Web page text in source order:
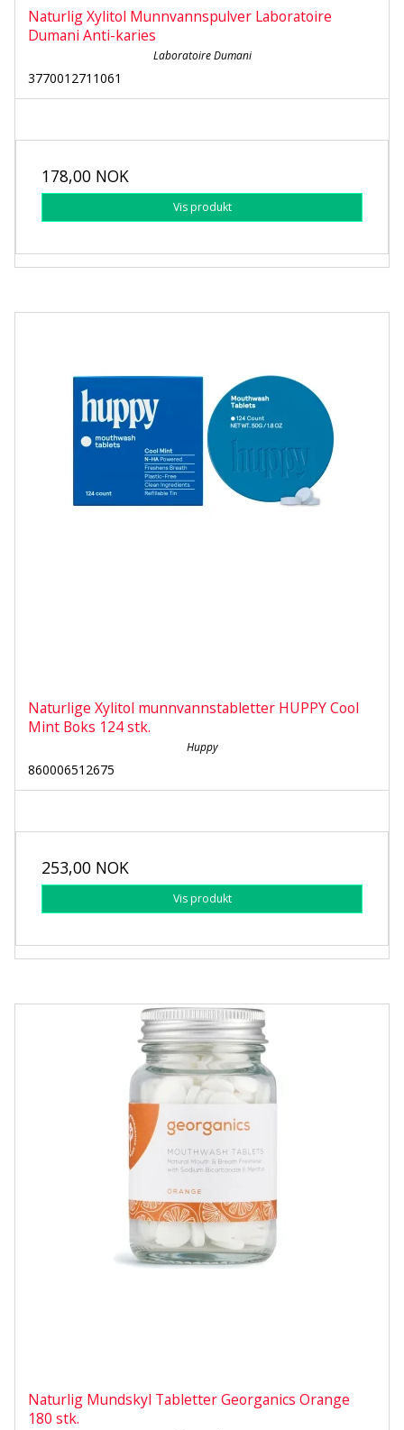
Naturlig Xylitol Munnvannspulver Laboratoire
Dumani Anti-karies
Laboratoire Dumani
3770012711061
178,00 NOK
Vis produkt
Naturlige Xylitol munnvannstabletter HUPPY Cool
Mint Boks 124 stk.
Huppy
860006512675
253,00 NOK
Vis produkt
Naturlig Mundskyl Tabletter Georganics Orange
180 stk.